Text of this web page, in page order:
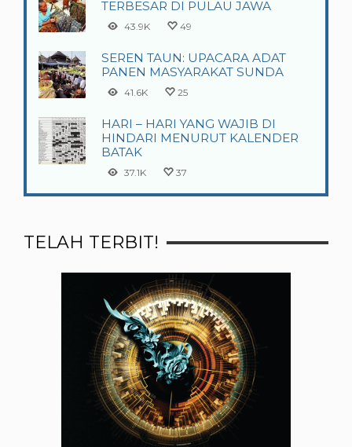
TERBESAR DI PULAU JAWA
43.9K 49
SEREN TAUN: UPACARA ADAT
PANEN MASYARAKAT SUNDA
41.6K 25
HARI – HARI YANG WAJIB DI
HINDARI MENURUT KALENDER
BATAK
37.1K 37
TELAH TERBIT!